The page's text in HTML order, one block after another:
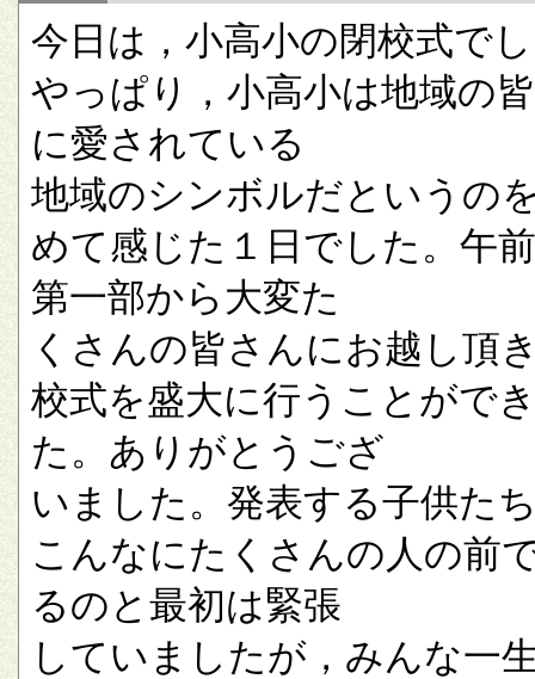
今日は，小高小の閉校式で
やっぱり，小高小は地域の
に愛されている
地域のシンボルだというの
めて感じた１日でした。午
第一部から大変た
くさんの皆さんにお越し頂
校式を盛大に行うことがで
た。ありがとうござ
いました。発表する子供た
こんなにたくさんの人の前
るのと最初は緊張
していましたが，みんな一